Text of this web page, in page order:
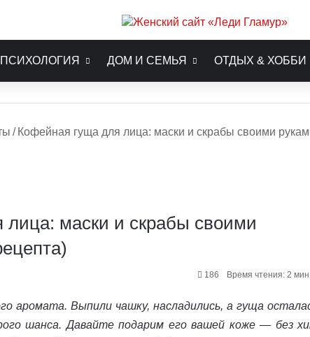
ПСИХОЛОГИЯ ДОМ И СЕМЬЯ ОТДЫХ & ХОББИ
/ Кофейная гуща для лица: маски и скрабы своими
маски и скрабы своими
186 Время чтения: 2
аромата. Выпили чашку, насладились, а гуща
шанса. Давайте подарим его вашей коже — без